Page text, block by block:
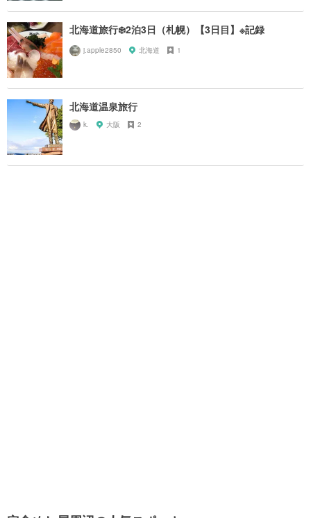
北海道旅行❄️2泊3日（札幌）【3日目】※記録
j.apple2850 北海道 1
北海道温泉旅行
k. 大阪 2